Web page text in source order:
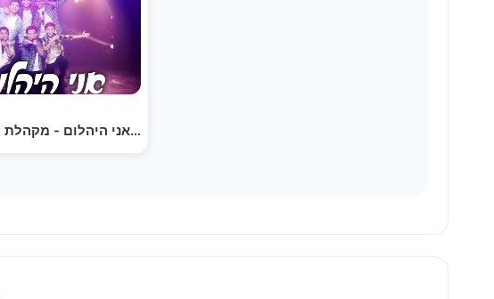
אני היהלום - מקהלת משאלות (וידאו) | Ani Ha'Yahalom -…